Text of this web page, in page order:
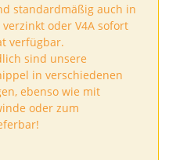
standardmäßig auch in
verzinkt oder V4A sofort
verfügbar.
sind unsere
in verschiedenen
ebenso wie mit
oder zum